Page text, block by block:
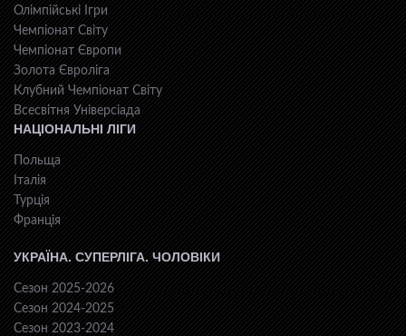
Олімпійські Ігри
Чемпіонат Світу
Чемпіонат Європи
Золота Євроліга
Клубний Чемпіонат Світу
Всесвiтня Унiверсiaда
НАЦІОНАЛЬНІ ЛІГИ
Польща
Італія
Турція
Франція
УКРАЇНА. СУПЕРЛІГА. ЧОЛОВІКИ
Сезон 2025-2026
Сезон 2024-2025
Сезон 2023-2024